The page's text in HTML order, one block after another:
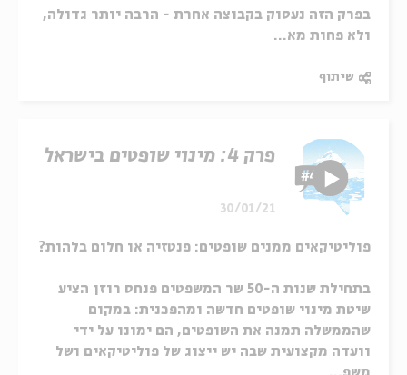
בפרק הזה נעסוק בקבוצה אחרת - הרבה יותר גדולה,
ולא פחות מא...
שיתוף
פרק 4: מינוי שופטים בישראל
30/01/21
פוליטיקאים ממנים שופטים: פנטזיה או חלום בלהות?
בתחילת שנות ה-50 שר המשפטים פנחס רוזן הציע
שיטת מינוי שופטים חדשה ומהפכנית: במקום
שהממשלה תמנה את השופטים, הם ימונו על ידי
וועדה מקצועית שבה יש ייצוג של פוליטיקאים ושל